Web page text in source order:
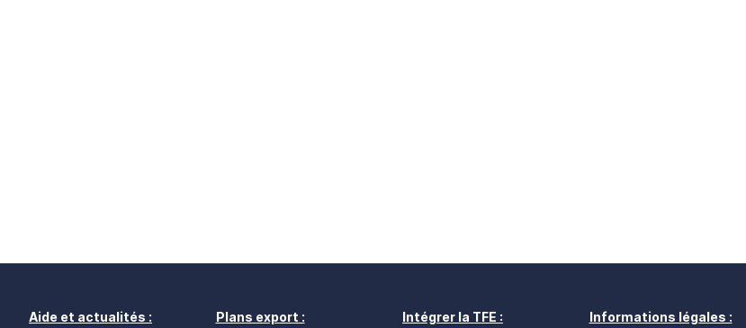
Aide et actualités : Plans export : Intégrer la TFE : Informations légales :